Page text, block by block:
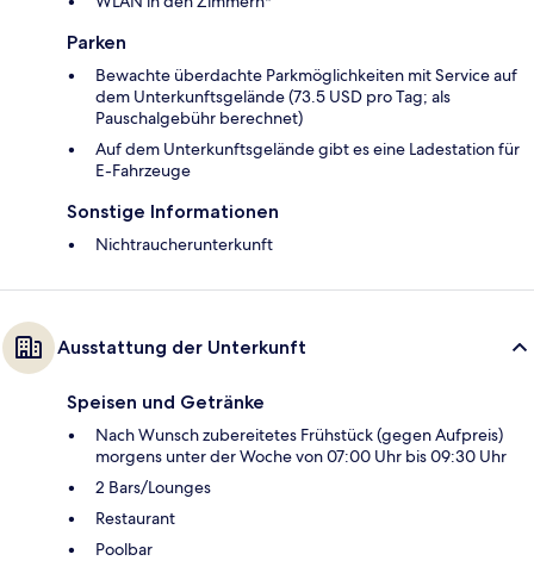
Parken
Bewachte überdachte Parkmöglichkeiten mit Service auf
dem Unterkunftsgelände (73.5 USD pro Tag; als
Pauschalgebühr berechnet)
Auf dem Unterkunftsgelände gibt es eine Ladestation für
E-Fahrzeuge
Sonstige Informationen
Nichtraucherunterkunft
Ausstattung der Unterkunft
Speisen und Getränke
Nach Wunsch zubereitetes Frühstück (gegen Aufpreis)
morgens unter der Woche von 07:00 Uhr bis 09:30 Uhr
2 Bars/Lounges
Restaurant
Poolbar